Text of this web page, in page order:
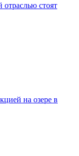
стоят
на озере в